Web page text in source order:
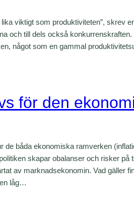
viktigt som produktiviteten”, skrev
och till dels också
något som en gammal
för den
de båda ekonomiska ramverken
skapar obalanser och risker
av marknadsekonomin. Vad gäller
låg…